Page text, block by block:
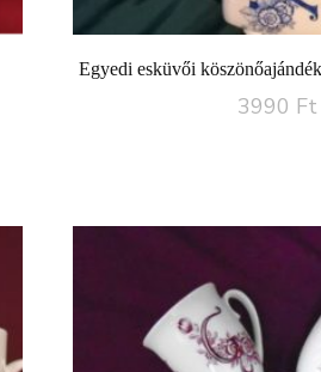
Egyedi esküvői
3990 Ft